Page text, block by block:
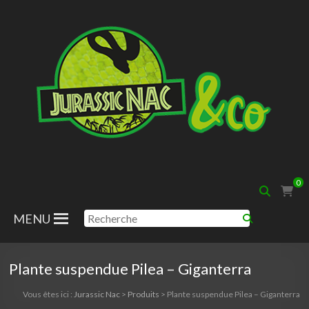
Nac
0
MENU
Plante suspendue Pilea – Giganterra
Vous êtes ici : Jurassic Nac> Produits > Plante suspendue Pilea – Giganterra